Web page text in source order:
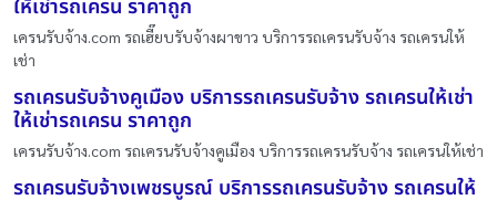
ให้เช่ารถเครน ราคาถูก
เครนรับจ้าง.com รถเฮี๊ยบรับจ้างผาขาว บริการรถเครนรับจ้าง รถเครนให้
เช่า
รถเครนรับจ้างคูเมือง บริการรถเครนรับจ้าง รถเครนให้เช่า
ให้เช่ารถเครน ราคาถูก
เครนรับจ้าง.com รถเครนรับจ้างคูเมือง บริการรถเครนรับจ้าง รถเครนให้เช่า
รถเครนรับจ้างเพชรบูรณ์ บริการรถเครนรับจ้าง รถเครนให้